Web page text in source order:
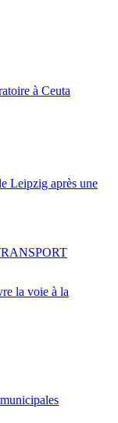
à Ceuta
Leipzig après une
la voie à la